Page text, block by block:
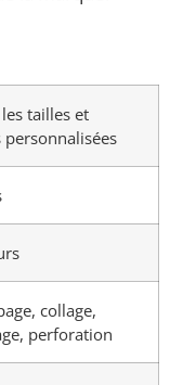
tailles et
collage,
perforation